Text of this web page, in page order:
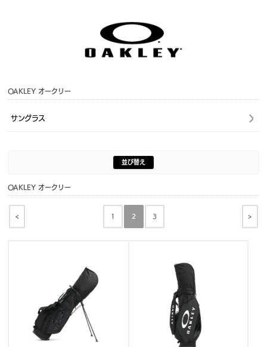
OAKLEY オークリー
サングラス
並び替え
OAKLEY オークリー
< >
1 2 3